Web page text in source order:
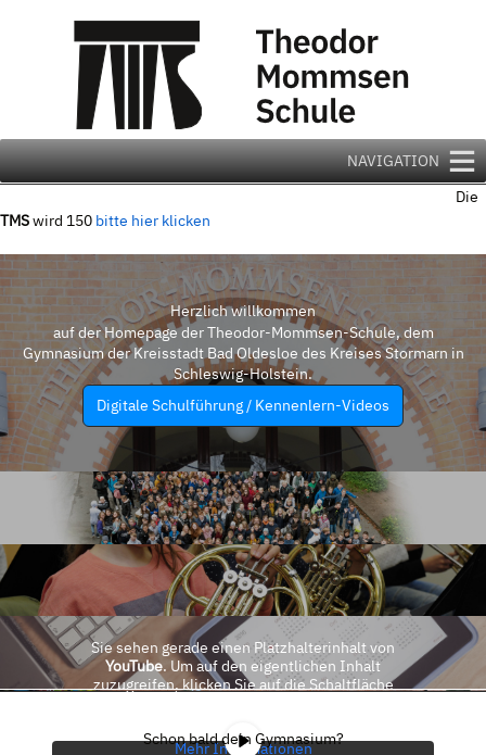
NAVIGATION
Die
TMSwird 150 bitte hier klicken
Herzlich willkommen
auf der Homepage der Theodor-Mommsen-Schule, dem
Gymnasium der Kreisstadt Bad Oldesloe des Kreises Stormarn in
Schleswig-Holstein.
Digitale Schulführung / Kennenlern-Videos
Sie sehen gerade einen Platzhalterinhalt von
YouTube. Um auf den eigentlichen Inhalt
zuzugreifen, klicken Sie auf die Schaltfläche
Mehr Informationen
Schon bald dein Gymnasium?